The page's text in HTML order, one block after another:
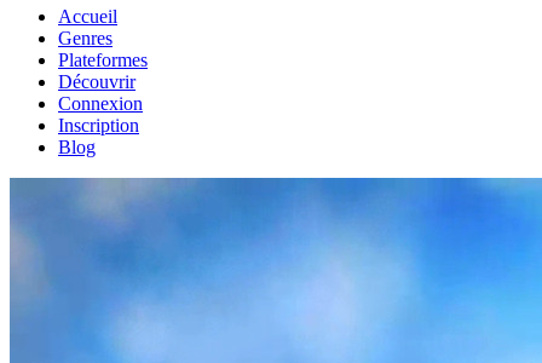
Accueil
Genres
Plateformes
Découvrir
Connexion
Inscription
Blog